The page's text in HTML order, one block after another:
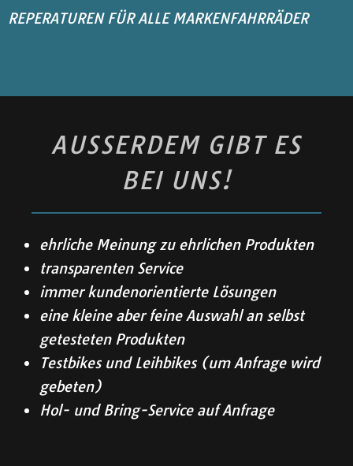
REPERATUREN FÜR ALLE MARKENFAHRRÄDER
AUSSERDEM GIBT ES B
EI UNS!
ehrliche Meinung zu ehrlichen Produkten
transparenten Service
immer kundenorientierte Lösungen
eine kleine aber feine Auswahl an selbst
getesteten Produkten
Testbikes und Leihbikes (um Anfrage wird
gebeten)
Hol- und Bring-Service auf Anfrage